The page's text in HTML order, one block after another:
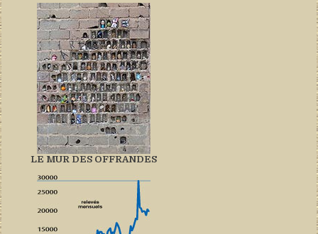
LE MUR DES OFFRANDES